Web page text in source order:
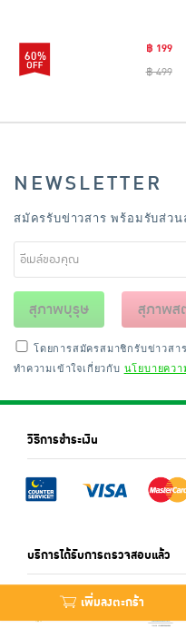
เพิ่มลงตะกร้า
60%
฿ 199
฿ 499
NEWSLETTER
สมัครรับข่าวสาร พร้อมรับส่วน
สุภาพบุรุษ สุภาพส
โดยการสมัครสมาชิกรับข่าวสา
ทำความเข้าใจเกี่ยวกับ นโยบายคว
วิธีการชำระเงิน
บริการได้รับการตรวจสอบแล้ว